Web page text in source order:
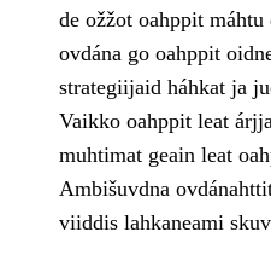
de ožžot oahppit
ovdána go oahppit
strategiijaid háhkat ja
Vaikko oahppit leat
muhtimat geain leat
Ambišuvdna
viiddis lahkaneami